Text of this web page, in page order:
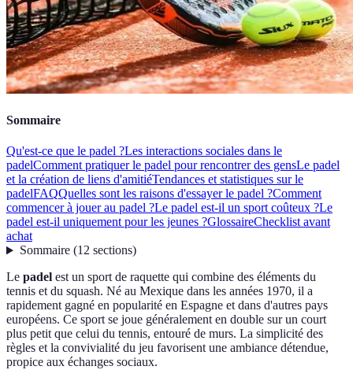
Sommaire
Qu'est-ce que le padel ?Les interactions sociales dans le
padelComment pratiquer le padel pour rencontrer des gensLe padel
et la création de liens d'amitiéTendances et statistiques sur le
padelFAQQuelles sont les raisons d'essayer le padel ?Comment
commencer à jouer au padel ?Le padel est-il un sport coûteux ?Le
padel est-il uniquement pour les jeunes ?GlossaireChecklist avant
achat
Sommaire(12 sections)
Le padel est un sport de raquette qui combine des éléments du
tennis et du squash. Né au Mexique dans les années 1970, il a
rapidement gagné en popularité en Espagne et dans d'autres pays
européens. Ce sport se joue généralement en double sur un court
plus petit que celui du tennis, entouré de murs. La simplicité des
règles et la convivialité du jeu favorisent une ambiance détendue,
propice aux échanges sociaux.